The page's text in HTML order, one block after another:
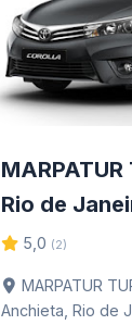
Rio de
5,0 (2)
MARPATUR
Anchieta, Rio de